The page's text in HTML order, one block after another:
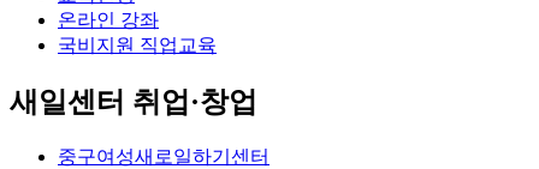
온라인 강좌
국비지원 직업교육
새일센터 취업·창업
중구여성새로일하기센터